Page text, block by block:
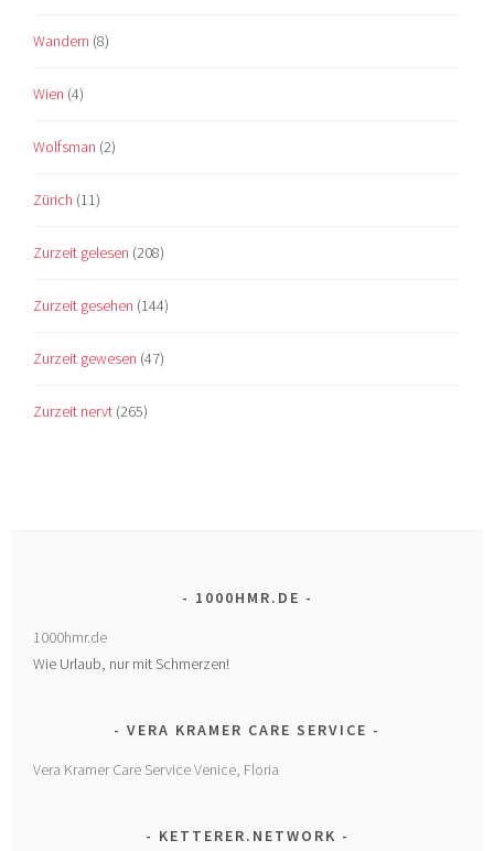
Wandern (8)
Wien (4)
Wolfsman (2)
Zürich (11)
Zurzeit gelesen (208)
Zurzeit gesehen (144)
Zurzeit gewesen (47)
Zurzeit nervt (265)
1000HMR.DE
1000hmr.de
Wie Urlaub, nur mit Schmerzen!
VERA KRAMER CARE SERVICE
Vera Kramer Care Service Venice, Floria
KETTERER.NETWORK